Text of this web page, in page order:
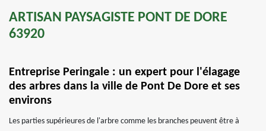
ARTISAN PAYSAGISTE PONT DE DORE
63920
Entreprise Peringale : un expert pour l'élagage
des arbres dans la ville de Pont De Dore et ses
environs
Les parties supérieures de l'arbre comme les branches peuvent être à